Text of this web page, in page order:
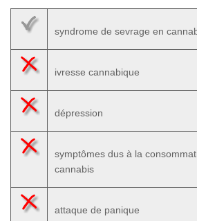
syndrome de sevrage en
ivresse cannabique
dépression
symptômes dus à la
cannabis
attaque de panique